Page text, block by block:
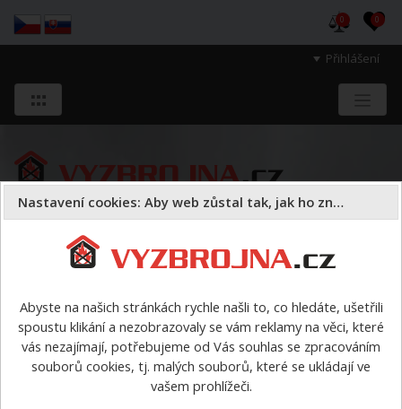
Přihlášení
0 0
a majetek druhých.
> výrobci > Rosenbauer
Nastavení cookies: Aby web zůstal tak, jak ho znáte
Abyste na našich stránkách rychle našli to, co hledáte, ušetřili
spoustu klikání a nezobrazovaly se vám reklamy na věci, které
vás nezajímají, potřebujeme od Vás souhlas se zpracováním
souborů cookies, tj. malých souborů, které se ukládají ve
vašem prohlížeči.